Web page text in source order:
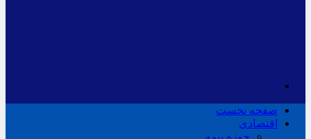
صفحه نخست
اقتصادی
حوزه بیمه